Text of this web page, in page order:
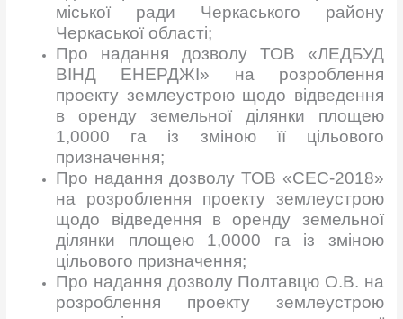
міської ради Черкаського району
Черкаської області;
Про надання дозволу ТОВ «ЛЕДБУД
ВІНД ЕНЕРДЖІ» на розроблення
проекту землеустрою щодо відведення
в оренду земельної ділянки площею
1,0000 га із зміною її цільового
призначення;
Про надання дозволу ТОВ «СЕС-2018»
на розроблення проекту землеустрою
щодо відведення в оренду земельної
ділянки площею 1,0000 га із зміною
цільового призначення;
Про надання дозволу Полтавцю О.В. на
розроблення проекту землеустрою